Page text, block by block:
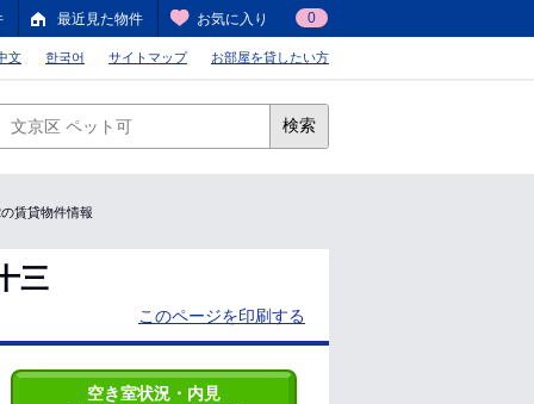
最近見た物件 お気に入り 0
文 한국어 サイトマップ お部屋を貸したい方
検索
賃貸物件情報
三
このページを印刷する
空き室状況・内見